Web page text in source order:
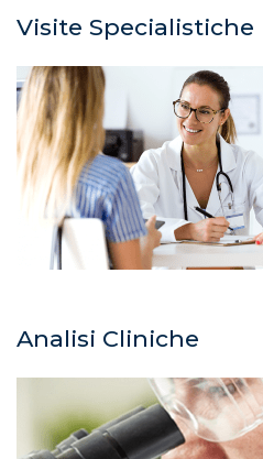
Visite Specialistiche
Analisi Cliniche